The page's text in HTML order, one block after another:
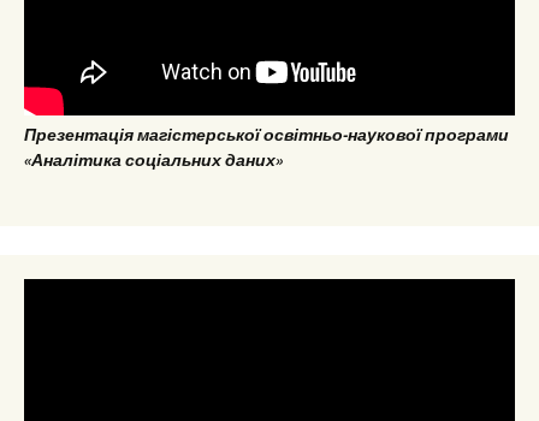
Презентація магістерської освітньо-наукової програми
«Аналітика соціальних даних»